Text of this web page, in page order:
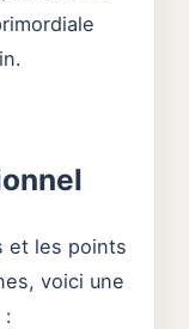
et les points
voici une
: